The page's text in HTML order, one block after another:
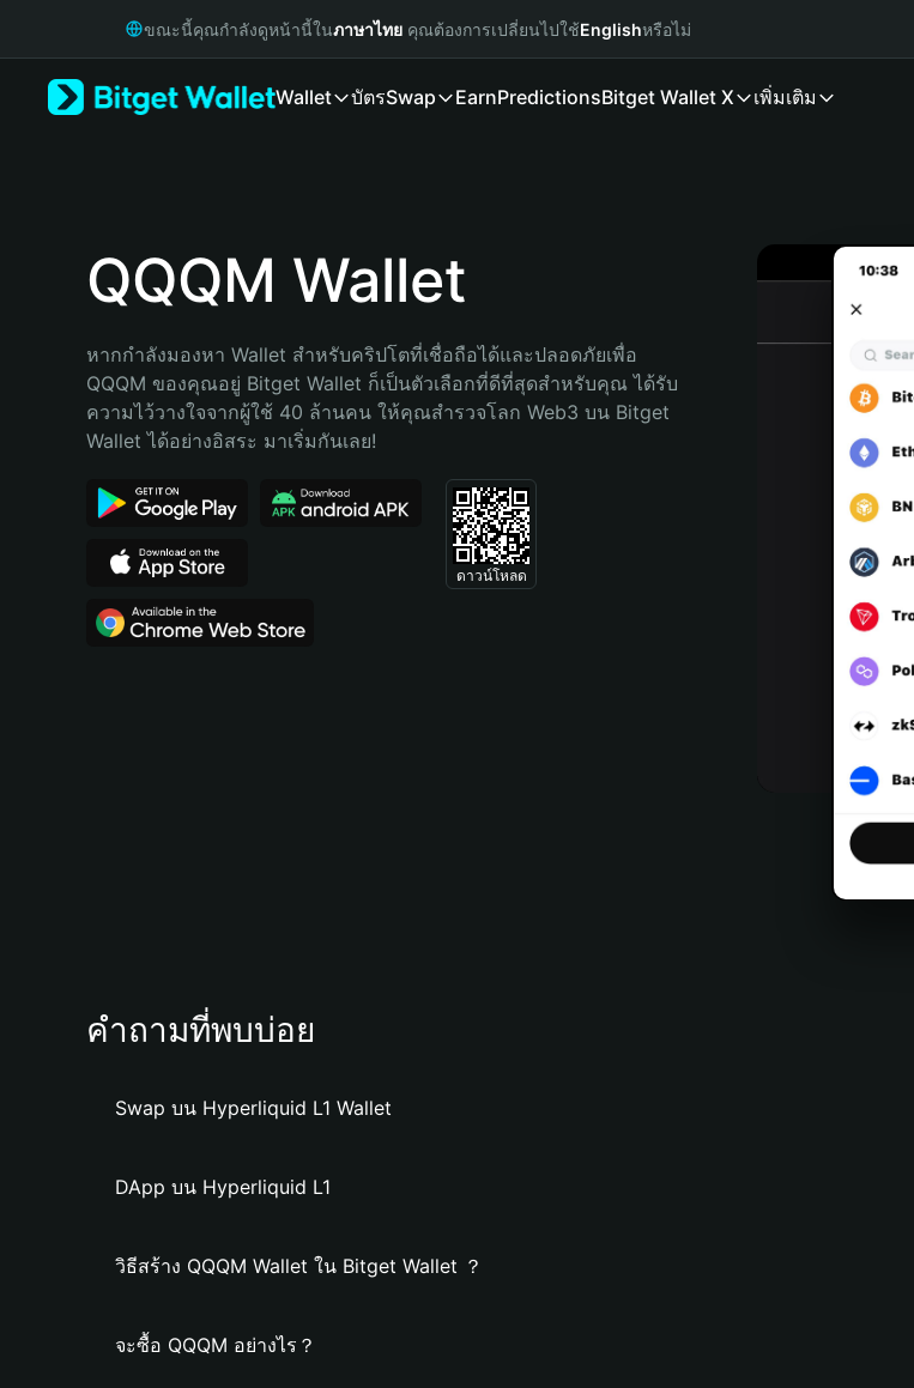
Русский
Bahasa Indonesia
Português (Brasil)
ขณะนี้คุณกำลังดูหน้านี้ในภาษาไทย คุณต้องการเปลี่ยนไปใช้Englishหรือไม่
Wallet บัตรSwap EarnPredictionsBitget Wallet X เพิ่มเติม
QQQM Wallet
หากกำลังมองหา Wallet สำหรับคริปโตที่เชื่อถือได้และปลอดภัยเพื่อ
QQQM ของคุณอยู่ Bitget Wallet ก็เป็นตัวเลือกที่ดีที่สุดสำหรับคุณ ได้รับ
ความไว้วางใจจากผู้ใช้ 40 ล้านคน ให้คุณสำรวจโลก Web3 บน Bitget
Wallet ได้อย่างอิสระ มาเริ่มกันเลย!
ดาวน์โหลด
คำถามที่พบบ่อย
Swap บน Hyperliquid L1 Wallet
DApp บน Hyperliquid L1
วิธีสร้าง QQQM Wallet ใน Bitget Wallet ？
จะซื้อ QQQM อย่างไร？